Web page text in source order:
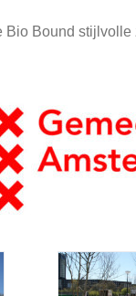
Bio Bound stijlvolle